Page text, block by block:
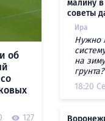
об
127
малину в
советы
Ира
Нужно
на
грунта?
18:20